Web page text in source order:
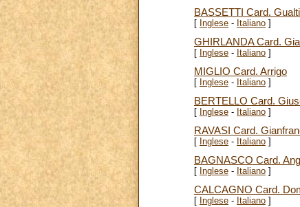
BASSETTI Card.
[ Inglese - Italiano ]
GHIRLANDA Card.
[ Inglese - Italiano ]
MIGLIO Card. Arrigo
[ Inglese - Italiano ]
BERTELLO Card.
[ Inglese - Italiano ]
RAVASI Card.
[ Inglese - Italiano ]
BAGNASCO Card.
[ Inglese - Italiano ]
CALCAGNO Card.
[ Inglese - Italiano ]